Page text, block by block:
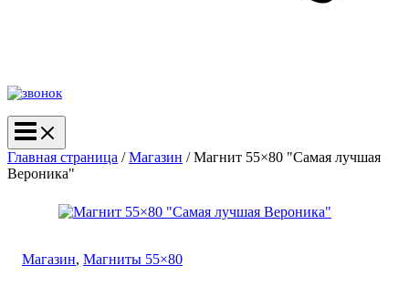
Главная страница /Магазин /Магнит 55×80 "Самая лучшая
Вероника"
Магазин, Магниты 55×80